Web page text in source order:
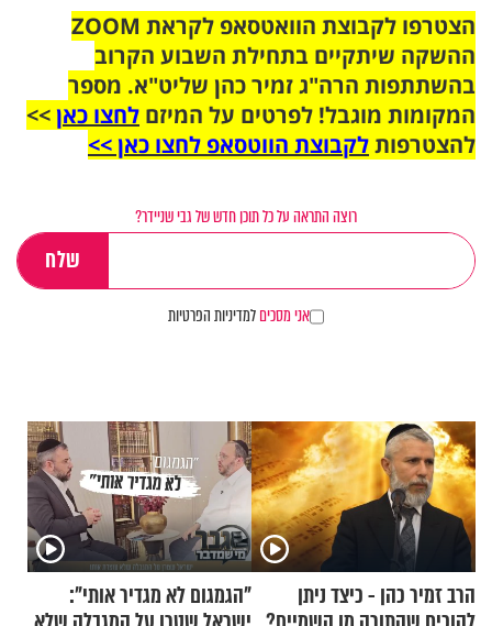
הצטרפו לקבוצת הוואטסאפ לקראת ZOOM
ההשקה שיתקיים בתחילת השבוע הקרוב
בהשתתפות הרה"ג זמיר כהן שליט"א. מספר
המקומות מוגבל! לפרטים על המיזם לחצו כאן>>
להצטרפותלקבוצת הווטסאפ לחצו כאן >>
רוצה התראה על כל תוכן חדש של גבי שניידר?
אני מסכיםלמדיניות הפרטיות
הרב זמיר כהן - כיצד ניתן
"הגמגום לא מגדיר אותי":